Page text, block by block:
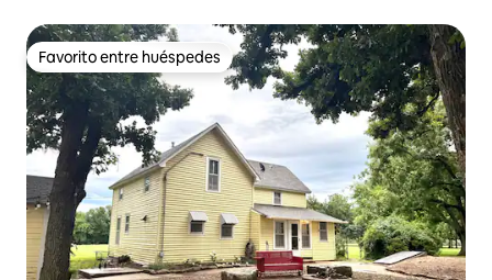
Favorito entre huéspedes
Favorito entre huéspedes